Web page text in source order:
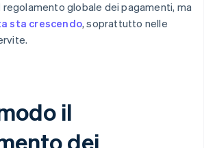
regolamento globale dei pagamenti, ma
sta crescendo, soprattutto nelle
il
dei